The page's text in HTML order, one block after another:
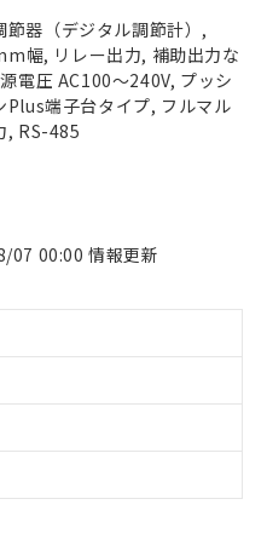
節器（デジタル調節計）,
幅, リレー出力, 補助出力な
電圧 AC100～240V, プッシ
Plus端子台タイプ, フルマル
, RS-485
07 00:00 情報更新